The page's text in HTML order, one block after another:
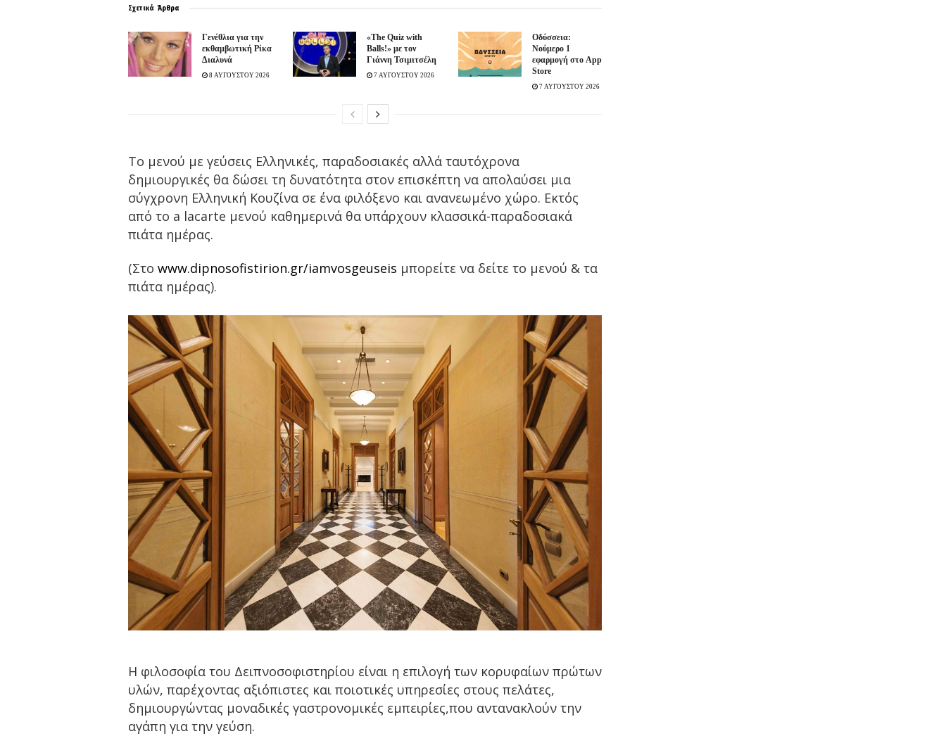
Σχετικά Άρθρα
Γενέθλια για την
εκθαμβωτική Ρίκα
Διαλυνά
8 ΑΥΓΟΥΣΤΟΥ 2026
«The Quiz with
Balls!» με τον
Γιάννη Τσιμιτσέλη
7 ΑΥΓΟΥΣΤΟΥ 2026
Οδύσσεια:
Νούμερο 1
εφαρμογή στο App
Store
7 ΑΥΓΟΥΣΤΟΥ 2026
Το μενού με γεύσεις Ελληνικές, παραδοσιακές αλλά ταυτόχρονα
δημιουργικές θα δώσει τη δυνατότητα στον επισκέπτη να απολαύσει μια
σύγχρονη Ελληνική Κουζίνα σε ένα φιλόξενο και ανανεωμένο χώρο. Εκτός
από το a lacarte μενού καθημερινά θα υπάρχουν κλασσικά-παραδοσιακά
πιάτα ημέρας.
(Στο www.dipnosofistirion.gr/iamvosgeuseis μπορείτε να δείτε το μενού & τα
πιάτα ημέρας).
Η φιλοσοφία του Δειπνοσοφιστηρίου είναι η επιλογή των κορυφαίων πρώτων
υλών, παρέχοντας αξιόπιστες και ποιοτικές υπηρεσίες στους πελάτες,
δημιουργώντας μοναδικές γαστρονομικές εμπειρίες,που αντανακλούν την
αγάπη για την γεύση.